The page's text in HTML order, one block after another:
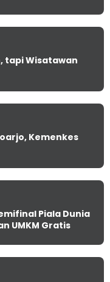
tapi Wisatawan
Kemenkes
Piala Dunia
UMKM Gratis